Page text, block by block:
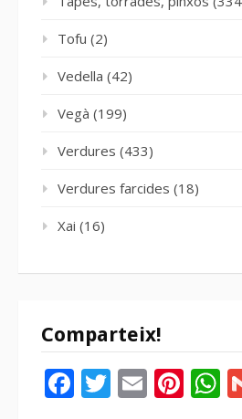
Tofu (2)
Vedella (42)
Vegà (199)
Verdures (433)
Verdures farcides (18)
Xai (16)
Comparteix!
Facebook
Twitter
Email